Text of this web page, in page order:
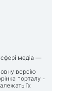
сфері медіа —
версію
порталу -
їх